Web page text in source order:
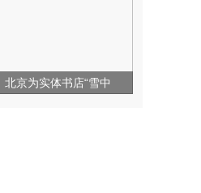
北京为实体书店“雪中